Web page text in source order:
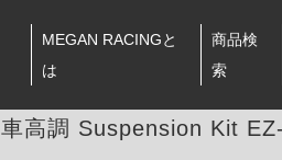
MEGAN RACINGと
は
商品検
索
車高調 Suspension Kit